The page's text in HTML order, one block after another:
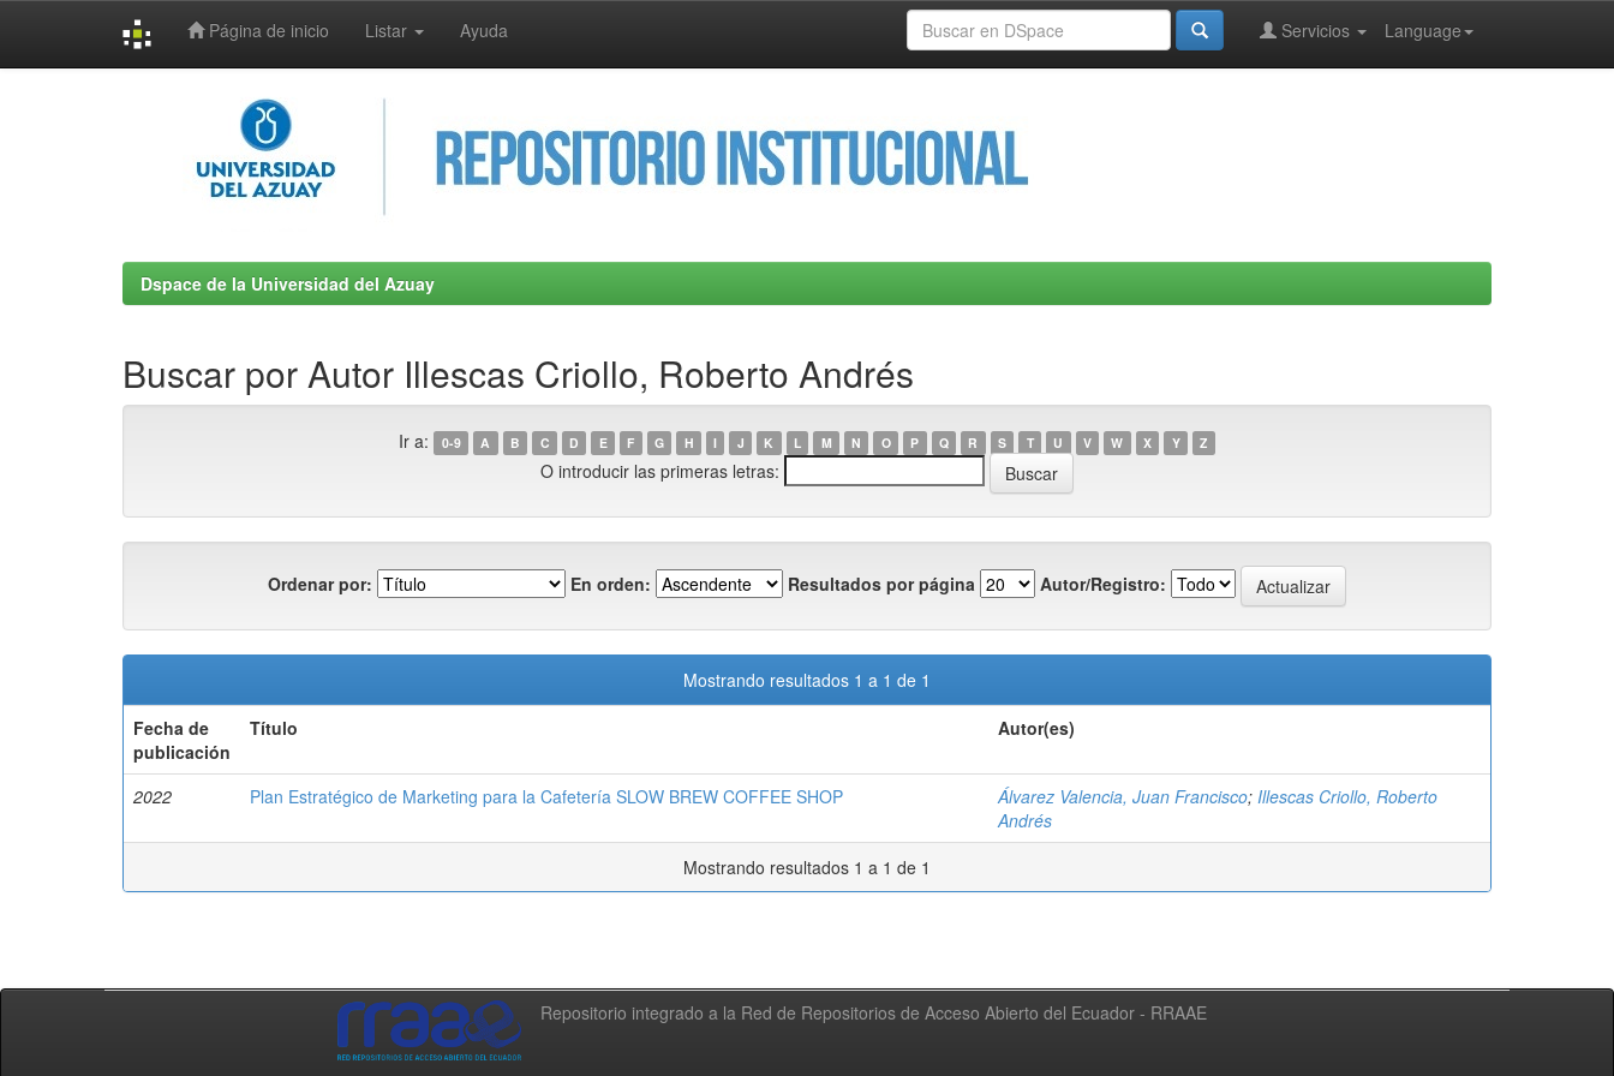
Página de inicio Listar Ayuda Language
Servicios
Dspace de la Universidad del Azuay
Buscar por Autor Illescas Criollo, Roberto Andrés
Ir a: 0-9 A B C D E F G H I J K L M N O P Q R S T U V W X Y Z
O introducir las primeras letras:
Ordenar por: En orden: Resultados por página Autor/Registro:
Mostrando resultados 1 a 1 de 1
Fecha de
publicación
Título Autor(es)
2022 Plan Estratégico de Marketing para la Cafetería SLOW BREW COFFEE SHOP Álvarez Valencia, Juan Francisco; Illescas Criollo, Roberto
Andrés
Mostrando resultados 1 a 1 de 1
Repositorio integrado a la Red de Repositorios de Acceso Abierto del Ecuador - RRAAE